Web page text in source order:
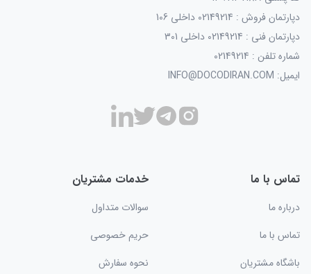
دپارتمان فروش : 02149214 داخلی 106
دپارتمان فنی : 02149214 داخلی 301
شماره تلفن : 02149214
ایمیل: INFO@DOCODIRAN.COM
تماس با ما
درباره ما
تماس با ما
باشگاه مشتریان
خدمات مشتریان
سوالات متداول
حریم خصوصی
نحوه سفارش